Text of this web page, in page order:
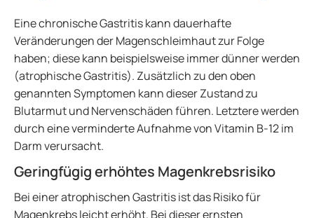
Eine chronische Gastritis kann dauerhafte
Veränderungen der Magenschleimhaut zur Folge
haben; diese kann beispielsweise immer dünner werden
(atrophische Gastritis). Zusätzlich zu den oben
genannten Symptomen kann dieser Zustand zu
Blutarmut und Nervenschäden führen. Letztere werden
durch eine verminderte Aufnahme von Vitamin B-12 im
Darm verursacht.
Geringfügig erhöhtes Magenkrebsrisiko
Bei einer atrophischen Gastritis ist das Risiko für
Magenkrebs leicht erhöht. Bei dieser ernsten